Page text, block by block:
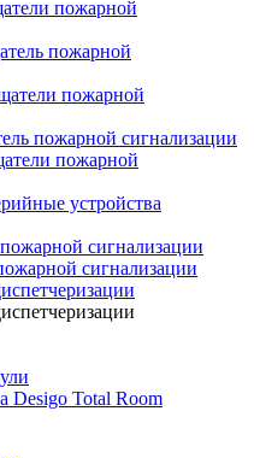
пожарной
пожарной
пожарной
пожарной сигнализации
пожарной
устройства
сигнализации
сигнализации
Desigo Total Room